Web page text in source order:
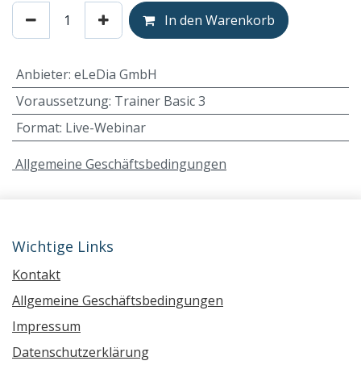
In den Warenkorb
Anbieter: eLeDia GmbH
Voraussetzung: Trainer Basic 3
Format: Live-Webinar
Allgemeine Geschäftsbedingungen
Wichtige Links
Kontakt
Allgemeine Geschäftsbedingungen
Impressum
Datenschutzerklärung